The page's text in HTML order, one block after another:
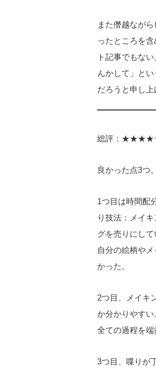
また僭越なが
ったところを
ト記事でもな
んかして」と
だろうと申し
総評：★★★★☆
良かった点3つ。
1つ目は時間配
り技法：メイ
グを売りにし
自分の絵柄や
かった。
2つ目、メイキ
か分かりやす
全ての過程を
3つ目、喋りが